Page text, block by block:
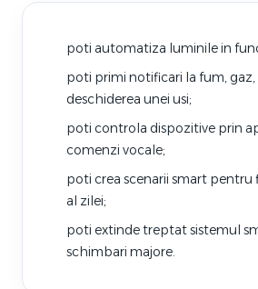
poti automatiza luminile in
poti primi notificari la fum, gaz,
deschiderea unei usi;
poti controla dispozitive prin
comenzi vocale;
poti crea scenarii smart
al zilei;
poti extinde treptat sistemul
schimbari majore.